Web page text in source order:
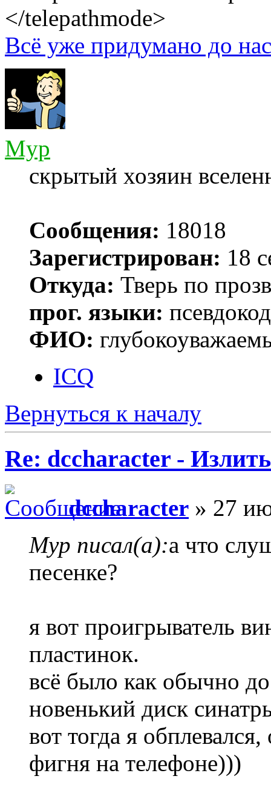
</telepathmode>
Всё уже придумано до
Myp
скрытый хозяин
Сообщения: 18018
Зарегистрирован: 18
Откуда: Тверь по
прог. языки:
ФИО:
ICQ
Вернуться к началу
Re: dccharacter -
dccharacter » 27
Myp писал(а):а что
песенке?
я вот проигрыватель
пластинок.
всё было как обычно
новенький диск
вот тогда я
фигня на телефоне)))